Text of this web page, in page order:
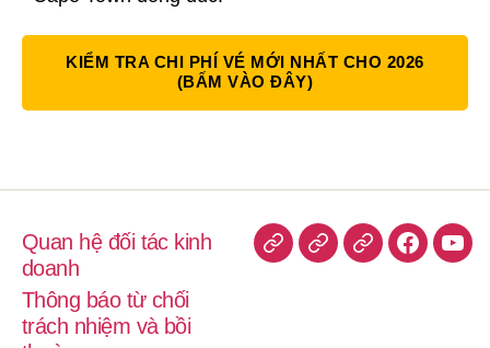
KIỂM TRA CHI PHÍ VÉ MỚI NHẤT CHO 2026
(BẤM VÀO ĐÂY)
Quan hệ đối tác kinh
doanh
Thông báo từ chối
trách nhiệm và bồi
TripAdvisor
ChàoTrustPilotFacebook